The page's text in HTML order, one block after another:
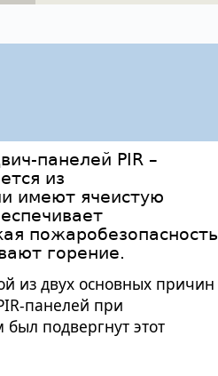
панелей PIR –
из
имеют ячеистую
пожаробезопасность
горение.
из двух основных причин
панелей при
подвергнут этот